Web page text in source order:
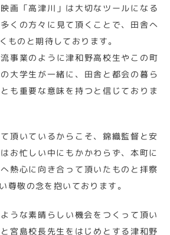
画「高津川」は大切なツールになる
くの方々に見て頂くことで、田舎へ
ものと期待しております。
事業のように津和野高校生やこの町
大学生が一緒に、田舎と都会の暮ら
も重要な意味を持つと信じておりま
頂いているからこそ、錦織監督と安
お忙しい中にもかかわらず、本町に
熱心に向き合って頂いたものと拝察
尊敬の念を抱いております。
うな素晴らしい機会をつくって頂い
宮島校長先生をはじめとする津和野